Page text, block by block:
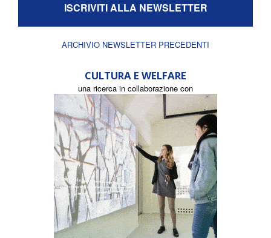
ISCRIVITI ALLA NEWSLETTER
ARCHIVIO NEWSLETTER PRECEDENTI
CULTURA E WELFARE
una ricerca in collaborazione con